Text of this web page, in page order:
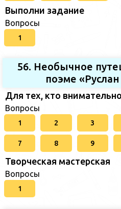
Выполни задание
Вопросы
1
56. Необычное
поэме
Для тех, кто
Вопросы
1 2 3
7 8 9
Творческая мастерская
Вопросы
1